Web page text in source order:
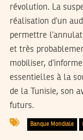
révolution. La
réalisation d’un
permettre
et très
mobiliser,
essentielles à la
de la Tunisie, son
futurs.
Banque Mondiale